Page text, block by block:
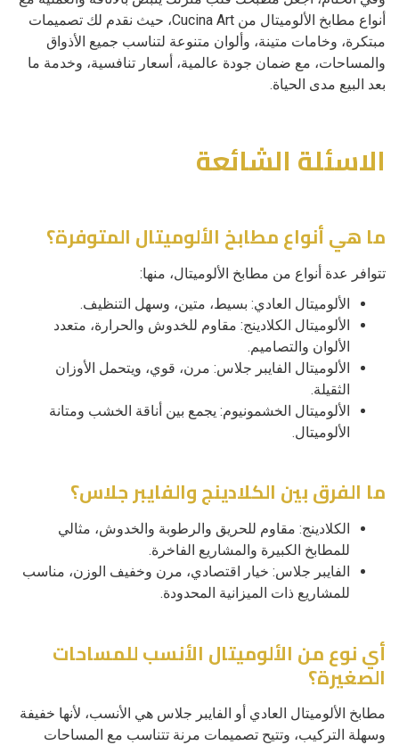
أنواع مطابخ الألوميتال من Cucina Art، حيث نقدم لك تصميمات
مبتكرة، وخامات متينة، وألوان متنوعة لتناسب جميع الأذواق
والمساحات، مع ضمان جودة عالمية، أسعار تنافسية، وخدمة ما
بعد البيع مدى الحياة.
الاسئلة الشائعة
ما هي أنواع مطابخ الألوميتال المتوفرة؟
تتوافر عدة أنواع من مطابخ الألوميتال، منها:
الألوميتال العادي: بسيط، متين، وسهل التنظيف.
الألوميتال الكلادينج: مقاوم للخدوش والحرارة، متعدد
الألوان والتصاميم.
الألوميتال الفايبر جلاس: مرن، قوي، ويتحمل الأوزان
الثقيلة.
الألوميتال الخشمونيوم: يجمع بين أناقة الخشب ومتانة
الألوميتال.
ما الفرق بين الكلادينج والفايبر جلاس؟
الكلادينج: مقاوم للحريق والرطوبة والخدوش، مثالي
للمطابخ الكبيرة والمشاريع الفاخرة.
الفايبر جلاس: خيار اقتصادي، مرن وخفيف الوزن، مناسب
للمشاريع ذات الميزانية المحدودة.
أي نوع من الألوميتال الأنسب للمساحات
الصغيرة؟
مطابخ الألوميتال العادي أو الفايبر جلاس هي الأنسب، لأنها خفيفة
وسهلة التركيب، وتتيح تصميمات مرنة تتناسب مع المساحات